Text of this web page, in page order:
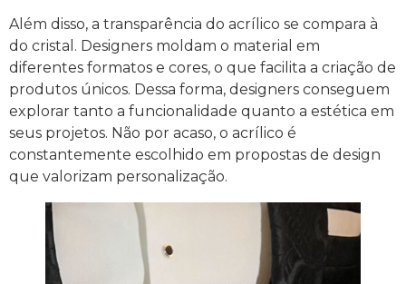
Além disso, a transparência do acrílico se compara à
do cristal. Designers moldam o material em
diferentes formatos e cores, o que facilita a criação de
produtos únicos. Dessa forma, designers conseguem
explorar tanto a funcionalidade quanto a estética em
seus projetos. Não por acaso, o acrílico é
constantemente escolhido em propostas de design
que valorizam personalização.